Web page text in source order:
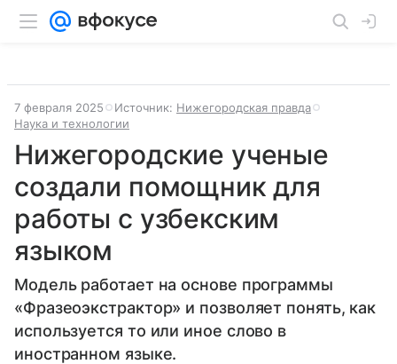
7 февраля 2025 Источник: Нижегородская правда
Наука и технологии
Нижегородские ученые
создали помощник для
работы с узбекским
языком
Модель работает на основе программы
«Фразеоэкстрактор» и позволяет понять, как
используется то или иное слово в
иностранном языке.